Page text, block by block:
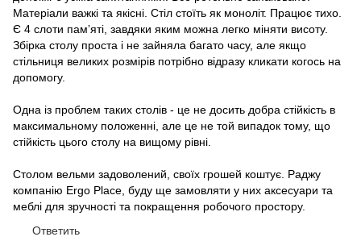
Матеріали важкі та якісні. Стіл стоїть як моноліт. Працює тихо.
Є 4 слоти памʼяті, завдяки яким можна легко міняти висоту.
Збірка столу проста і не зайняла багато часу, але якщо
стільниця великих розмірів потрібно відразу кликати когось на
допомогу.
Одна із проблем таких столів - це не досить добра стійкість в
максимальному положенні, але це не той випадок тому, що
стійкість цього столу на вищому рівні.
Столом вельми задоволений, своїх грошей коштує. Раджу
компанію Ergo Place, буду ще замовляти у них аксесуари та
меблі для зручності та покращення робочого простору.
Ответить